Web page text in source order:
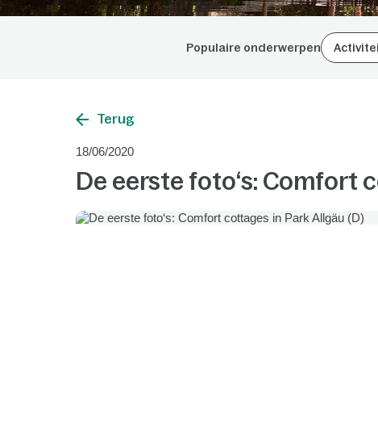
Populaire onderwerpen
Terug
18/06/2020
De eerste foto‘s: Comfort